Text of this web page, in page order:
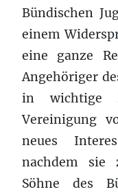
Bündischen
einem
eine ganze
Angehöriger
in wichtige
Vereinigung
neues
nachdem sie
Söhne des